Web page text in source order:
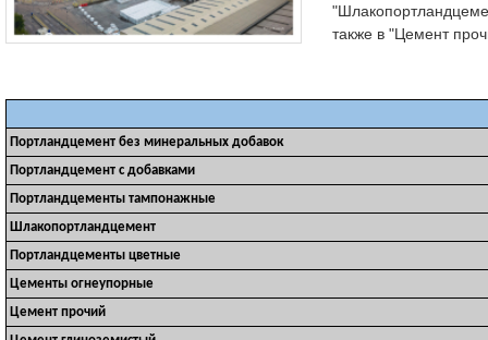
также в "Цемент
Портландцемент без минеральных добавок
Портландцемент с добавками
Портландцементы тампонажные
Шлакопортландцемент
Портландцементы цветные
Цементы огнеупорные
Цемент прочий